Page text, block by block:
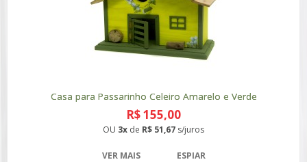
Casa para Passarinho Celeiro Amarelo e Verde
R$ 155,00
OU 3x de R$ 51,67 s/juros
VER MAIS ESPIAR